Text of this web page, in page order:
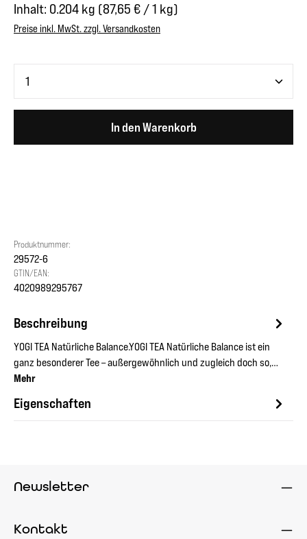
Inhalt: 0.204 kg (87,65 € / 1 kg)
Preise inkl. MwSt. zzgl. Versandkosten
In den Warenkorb
Produktnummer:
29572-6
GTIN/EAN:
4020989295767
Beschreibung
YOGI TEA Natürliche Balance.YOGI TEA Natürliche Balance ist ein
ganz besonderer Tee – außergewöhnlich und zugleich doch so,…
Mehr
Eigenschaften
Newsletter
Kontakt